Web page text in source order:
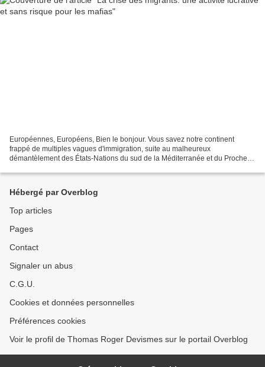
Européennes, Européens, Bien le bonjour. Vous savez notre continent
frappé de multiples vagues d'immigration, suite au malheureux
démantèlement des États-Nations du sud de la Méditerranée et du Proche-
Hébergé par Overblog
Top articles
Pages
Contact
Signaler un abus
C.G.U.
Cookies et données personnelles
Préférences cookies
Voir le profil de Thomas Roger Devismes sur le portail Overblog